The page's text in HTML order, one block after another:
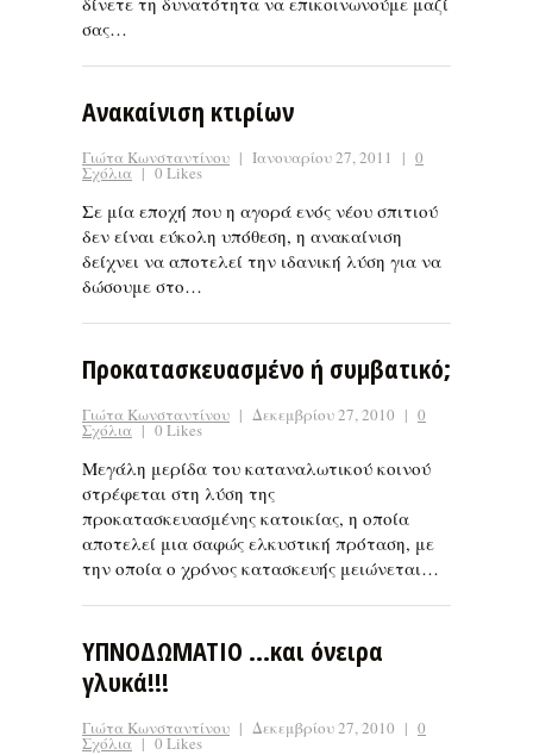
σας…
Ανακαίνιση κτιρίων
Γιώτα Κωνσταντίνου | Ιανουαρίου 27, 2011 | 0
Σχόλια | 0 Likes
Σε μία εποχή που η αγορά ενός νέου σπιτιού
δεν είναι εύκολη υπόθεση, η ανακαίνιση
δείχνει να αποτελεί την ιδανική λύση για να
δώσουμε στο…
Προκατασκευασμένο ή συμβατικό;
Γιώτα Κωνσταντίνου | Δεκεμβρίου 27, 2010 | 0
Σχόλια | 0 Likes
Μεγάλη μερίδα του καταναλωτικού κοινού
στρέφεται στη λύση της
προκατασκευασμένης κατοικίας, η οποία
αποτελεί μια σαφώς ελκυστική πρόταση, με
την οποία ο χρόνος κατασκευής μειώνεται…
ΥΠΝΟΔΩΜΑΤΙΟ …και όνειρα
γλυκά!!!
Γιώτα Κωνσταντίνου | Δεκεμβρίου 27, 2010 | 0
Σχόλια | 0 Likes